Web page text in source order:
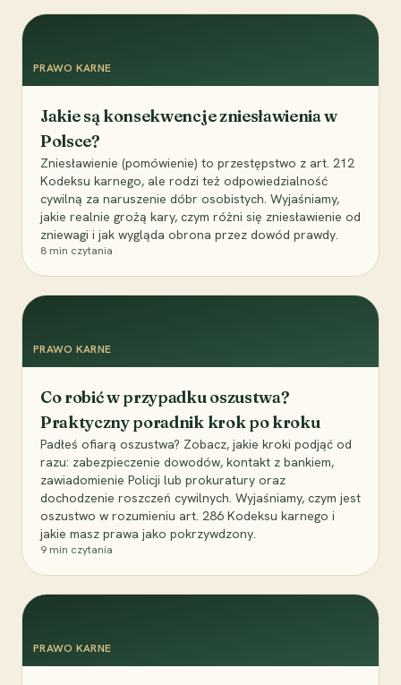
PRAWO KARNE
Jakie są konsekwencje zniesławienia w
Polsce?
Zniesławienie (pomówienie) to przestępstwo z art. 212
Kodeksu karnego, ale rodzi też odpowiedzialność
cywilną za naruszenie dóbr osobistych. Wyjaśniamy,
jakie realnie grożą kary, czym różni się zniesławienie od
zniewagi i jak wygląda obrona przez dowód prawdy.
8 min czytania
PRAWO KARNE
Co robić w przypadku oszustwa?
Praktyczny poradnik krok po kroku
Padłeś ofiarą oszustwa? Zobacz, jakie kroki podjąć od
razu: zabezpieczenie dowodów, kontakt z bankiem,
zawiadomienie Policji lub prokuratury oraz
dochodzenie roszczeń cywilnych. Wyjaśniamy, czym jest
oszustwo w rozumieniu art. 286 Kodeksu karnego i
jakie masz prawa jako pokrzywdzony.
9 min czytania
PRAWO KARNE